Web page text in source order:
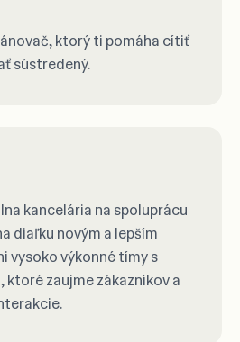
ktorý ti pomáha cítiť
sústredený.
kancelária na spoluprácu
diaľku novým a lepším
vysoko výkonné tímy s
zaujme zákazníkov a